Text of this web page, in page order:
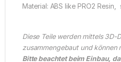
Material: ABS like PRO2 Resin,
Diese Teile werden mittels 3D-
zusammengebaut und können
Bitte beachtet beim Einbau,